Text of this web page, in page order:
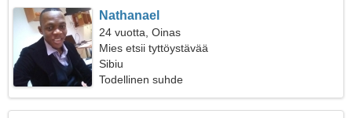
Nathanael
24 vuotta, Oinas
Mies etsii tyttöystävää
Sibiu
Todellinen suhde